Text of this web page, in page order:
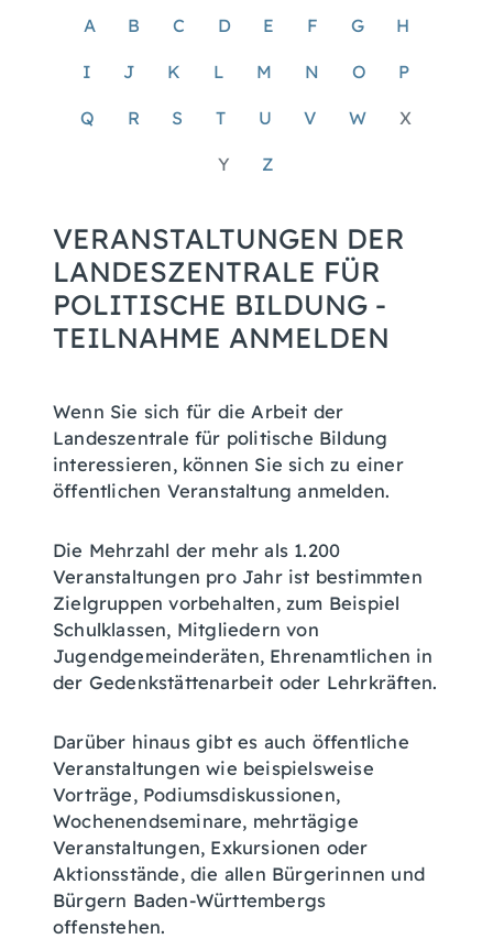
A B C D E F G H
I J K L M N O P
Q R S T U V W X
Y Z
VERANSTALTUNGEN DER
LANDESZENTRALE FÜR
POLITISCHE BILDUNG -
TEILNAHME ANMELDEN
Wenn Sie sich für die Arbeit der
Landeszentrale für politische Bildung
interessieren, können Sie sich zu einer
öffentlichen Veranstaltung anmelden.
Die Mehrzahl der mehr als 1.200
Veranstaltungen pro Jahr ist bestimmten
Zielgruppen vorbehalten, zum Beispiel
Schulklassen, Mitgliedern von
Jugendgemeinderäten, Ehrenamtlichen in
der Gedenkstättenarbeit oder Lehrkräften.
Darüber hinaus gibt es auch öffentliche
Veranstaltungen wie beispielsweise
Vorträge, Podiumsdiskussionen,
Wochenendseminare, mehrtägige
Veranstaltungen, Exkursionen oder
Aktionsstände, die allen Bürgerinnen und
Bürgern Baden-Württembergs
offenstehen.